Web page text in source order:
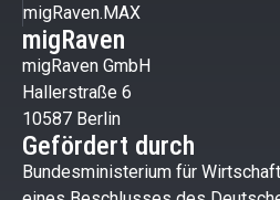
migRaven.MAX
migRaven
migRaven GmbH
Hallerstraße 6
10587 Berlin
Gefördert durch
Bundesministerium für